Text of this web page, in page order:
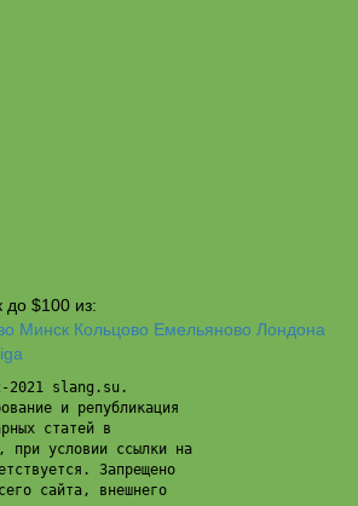
до $100 из:
Минск Кольцово Емельяново Лондона
2021 slang.su.
и републикация
статей в
при условии ссылки на
Запрещено
сайта, внешнего